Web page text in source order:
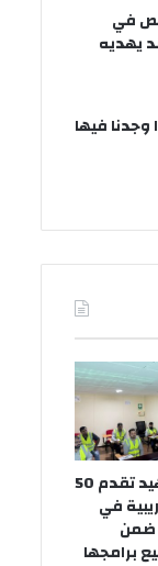
في
يهديه
وجدنا فيها
دلسكو للتعهيد تقدم 50
في
ضمن
برامجها